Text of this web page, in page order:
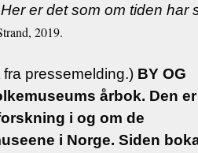
er det som om tiden har
2019.
pressemelding.)BY OG
årbok. Den
i og om de
i Norge. Siden